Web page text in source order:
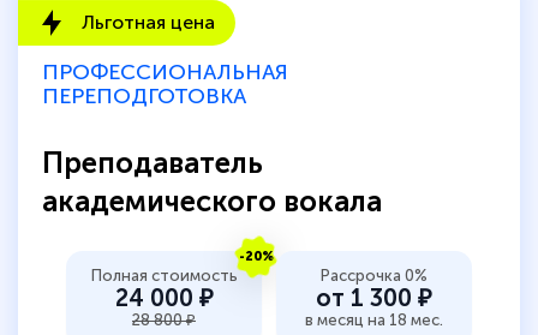
Льготная цена
ПРОФЕССИОНАЛЬНАЯ
ПЕРЕПОДГОТОВКА
Преподаватель
академического вокала
-20%
Полная стоимость
24 000 ₽
28 800 ₽
Рассрочка 0%
от 1 300 ₽
в месяц на 18 мес.